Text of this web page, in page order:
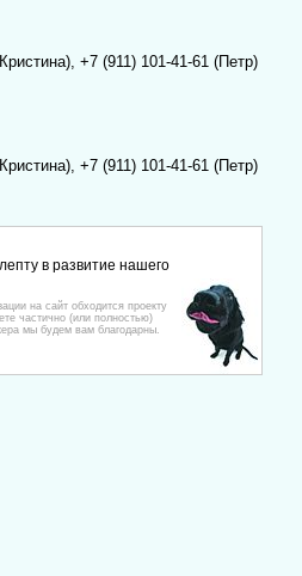
+7 (911) 101-41-61 (Петр)
+7 (911) 101-41-61 (Петр)
в развитие нашего
на сайт обходится проекту
частично (или полностью)
мы будем вам благодарны.